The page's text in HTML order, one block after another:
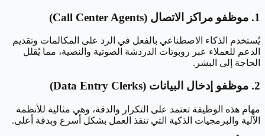
1. موظفو مراكز الاتصال (Call Center Agents)
يُستخدم الذكاء الاصطناعي بالفعل في الرد على المكالمات وتقديم
الدعم للعملاء عبر روبوتات الدردشة الصوتية والنصية، مما يُقلل
الحاجة إلى البشر.
2. موظفو إدخال البيانات (Data Entry Clerks)
مهام هذه الوظيفة تعتمد على التكرار والدقة، وهي مثالية للأنظمة
الآلية والبرمجيات الذكية التي تنفذ العمل بشكل أسرع وبدقة أعلى.